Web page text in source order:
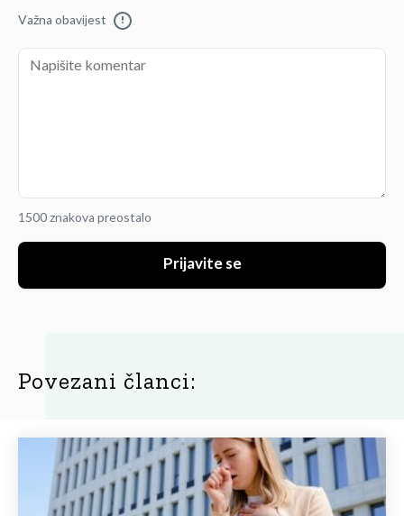
Važna obavijest !
1500 znakova preostalo
Prijavite se
Povezani članci: